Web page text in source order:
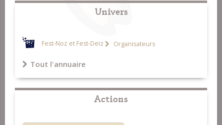
Univers
Fest-Noz et Fest-Deiz Organisateurs
Tout l'annuaire
Actions